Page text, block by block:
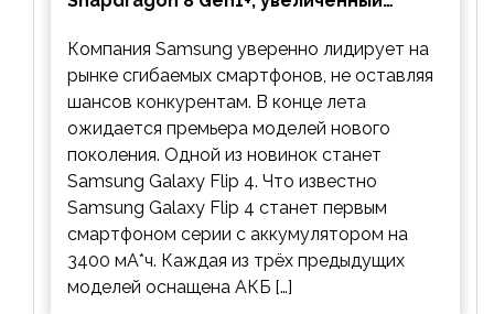
предшественника
Компания Samsung уверенно лидирует на
рынке сгибаемых смартфонов, не оставляя
шансов конкурентам. В конце лета
ожидается премьера моделей нового
поколения. Одной из новинок станет
Samsung Galaxy Flip 4. Что известно
Samsung Galaxy Flip 4 станет первым
смартфоном серии с аккумулятором на
3400 мА*ч. Каждая из трёх предыдущих
моделей оснащена АКБ […]